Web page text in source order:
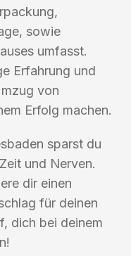
sowie
umfasst.
Erfahrung und
von
Erfolg machen.
sparst du
und Nerven.
dir einen
für deinen
dich bei deinem